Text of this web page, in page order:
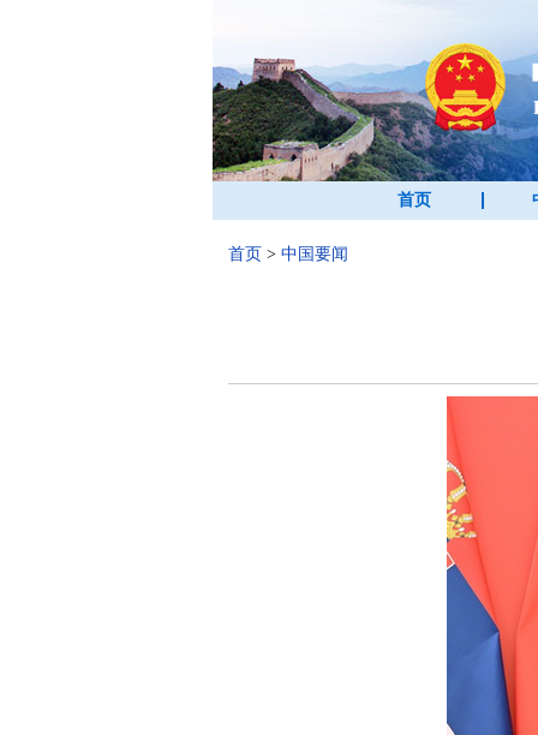
首页
首页 > 中国要闻